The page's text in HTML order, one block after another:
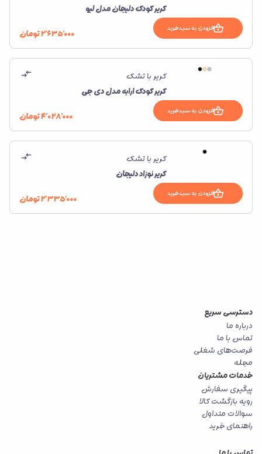
کریر کودک دلیجان مدل لیو
افزودن به سبدخرید ۲٬۶۳۵٬۰۰۰تومان
کریر با تشک
کریر کودک ارابه مدل دی جی
افزودن به سبدخرید ۴٬۰۲۸٬۰۰۰تومان
کریر با تشک
کریر نوزاد دلیجان
افزودن به سبدخرید ۲٬۳۳۵٬۰۰۰تومان
دسترسی سریع
درباره ما
تماس با ما
فرصت‌های شغلی
مجله
خدمات مشتریان
پیگیری سفارش
رویه بازگشت کالا
سوالات متداول
راهنمای خرید